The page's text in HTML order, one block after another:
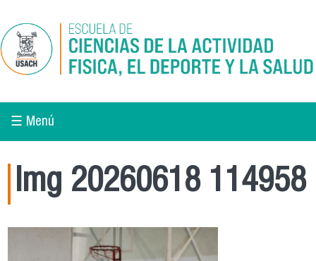
☰ Menú
Img 20260618 114958